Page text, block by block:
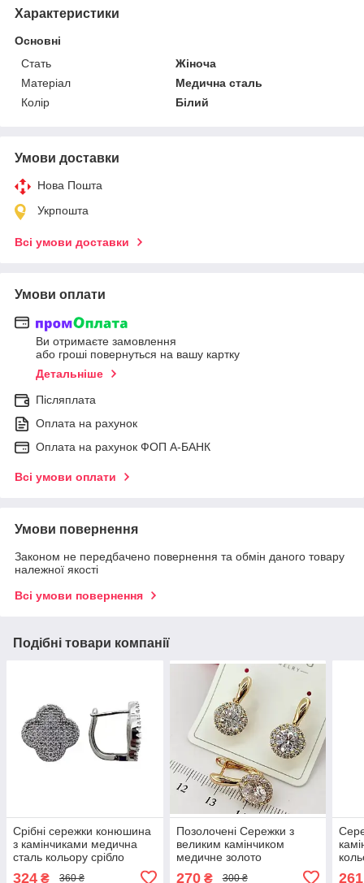
Характеристики
Основні
Стать
Жіноча
Матеріал
Медична сталь
Колір
Білий
Умови доставки
Нова Пошта
Укрпошта
Всі умови доставки
Умови оплати
Ви отримаєте замовлення
або гроші повернуться на вашу картку
Детальніше
Післяплата
Оплата на рахунок
Оплата на рахунок ФОП А-БАНК
Всі умови оплати
Умови повернення
Законом не передбачено повернення та обмін даного товару
належної якості
Всі умови повернення
Подібні товари компанії
Срібні сережки конюшина
з камінчиками медична
сталь кольору срібло
324 ₴ 360 ₴
Позолочені Сережки з
великим камінчиком
медичне золото
270₴ 300 ₴ 261